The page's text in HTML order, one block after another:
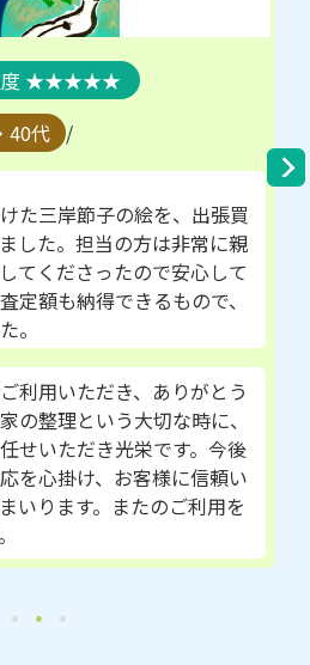
★★★★★
40代 /
た三岸節子の絵を、出張買
した。担当の方は非常に親
てくださったので安心して
定額も納得できるもので、
。
利用いただき、ありがとう
の整理という大切な時に、
せいただき光栄です。今後
を心掛け、お客様に信頼い
いります。またのご利用を